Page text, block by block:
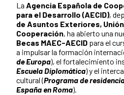
La Agencia Española de
para el Desarrollo (AECID),
de Asuntos Exteriores,
Cooperación, ha abierto una
Becas MAEC-AECID para el
a impulsar la formación
de Europa), el fortalecimiento
Escuela Diplomática) y el
cultural (Programa de
España en Roma).